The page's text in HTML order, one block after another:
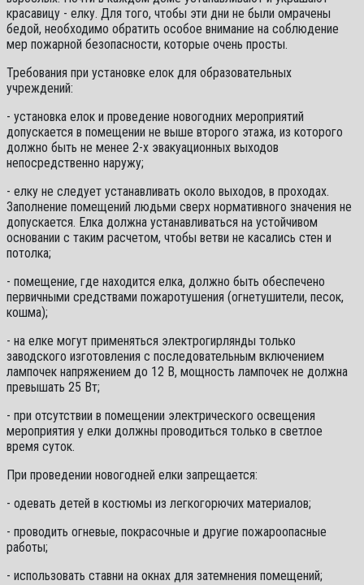
красавицу - елку. Для того, чтобы эти дни не были омрачены
бедой, необходимо обратить особое внимание на соблюдение
мер пожарной безопасности, которые очень просты.
Требования при установке елок для образовательных
учреждений:
- установка елок и проведение новогодних мероприятий
допускается в помещении не выше второго этажа, из которого
должно быть не менее 2-х эвакуационных выходов
непосредственно наружу;
- елку не следует устанавливать около выходов, в проходах.
Заполнение помещений людьми сверх нормативного значения не
допускается. Елка должна устанавливаться на устойчивом
основании с таким расчетом, чтобы ветви не касались стен и
потолка;
- помещение, где находится елка, должно быть обеспечено
первичными средствами пожаротушения (огнетушители, песок,
кошма);
- на елке могут применяться электрогирлянды только
заводского изготовления с последовательным включением
лампочек напряжением до 12 В, мощность лампочек не должна
превышать 25 Вт;
- при отсутствии в помещении электрического освещения
мероприятия у елки должны проводиться только в светлое
время суток.
При проведении новогодней елки запрещается:
- одевать детей в костюмы из легкогорючих материалов;
- проводить огневые, покрасочные и другие пожароопасные
работы;
- использовать ставни на окнах для затемнения помещений;